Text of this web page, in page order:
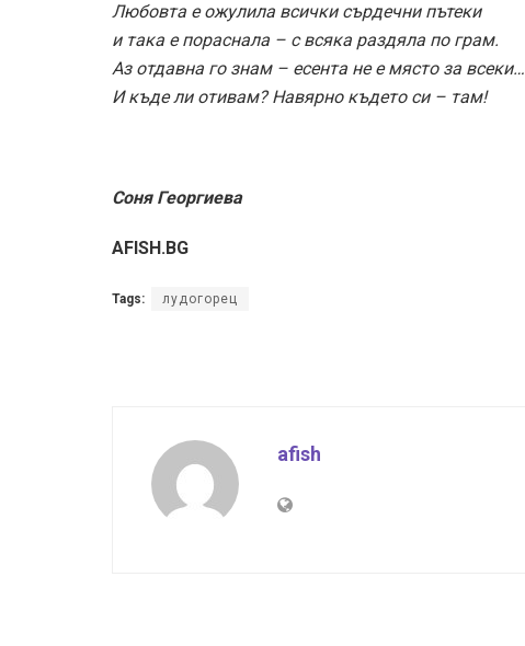
Любовта е ожулила всички сърдечни пътеки
и така е пораснала – с всяка раздяла по грам.
Аз отдавна го знам – есента не е място за всеки…
И къде ли отивам? Навярно където си – там!
Соня Георгиева
AFISH.BG
Tags: лудогорец
afish